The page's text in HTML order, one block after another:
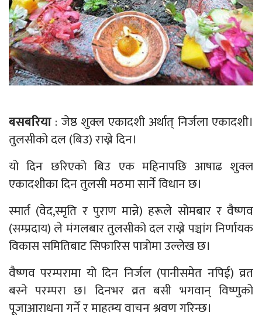
बसबरिया : जेष्ठ शुक्ल एकादशी अर्थात् निर्जला एकादशी।
तुलसीको दल (बिउ) राख्ने दिन।
यो दिन छरिएको बिउ एक महिनापछि आषाढ शुक्ल
एकादशीका दिन तुलसी मठमा सार्ने विधान छ।
स्मार्त (वेद,स्मृति र पुराण मान्ने) हरूले सोमबार र वैष्णव
(सम्प्रदाय) ले मंगलबार तुलसीको दल राख्ने पञ्चांग निर्णायक
विकास समितिबाट सिफारिस पात्रोमा उल्लेख छ।
वैष्णव परम्परामा यो दिन निर्जल (पानीसमेत नपिई) व्रत
बस्ने परम्परा छ। दिनभर व्रत बसी भगवान् विष्णुको
पूजाआराधना गर्ने र माहत्म्य वाचन श्रवण गरिन्छ।